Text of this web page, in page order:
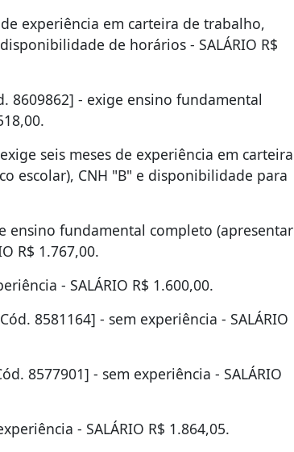
experiência em carteira de trabalho,
de horários - SALÁRIO R$
8609862] - exige ensino fundamental
seis meses de experiência em carteira
escolar), CNH "B" e disponibilidade para
ensino fundamental completo (apresentar
R$ 1.767,00.
- SALÁRIO R$ 1.600,00.
8581164] - sem experiência - SALÁRIO
8577901] - sem experiência - SALÁRIO
- SALÁRIO R$ 1.864,05.